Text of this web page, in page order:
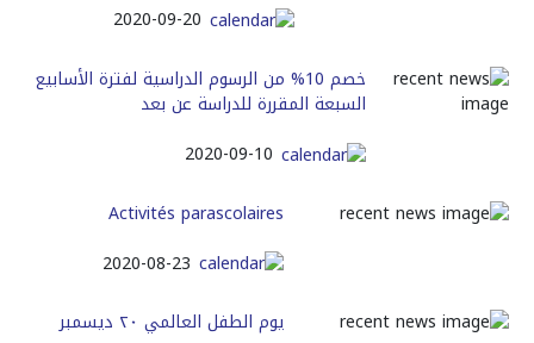
2020-09-20
خصم 10% من الرسوم الدراسية لفترة الأسابيع
السبعة المقررة للدراسة عن بعد
2020-09-10
Activités parascolaires
2020-08-23
يوم الطفل العالمي ٢٠ ديسمبر